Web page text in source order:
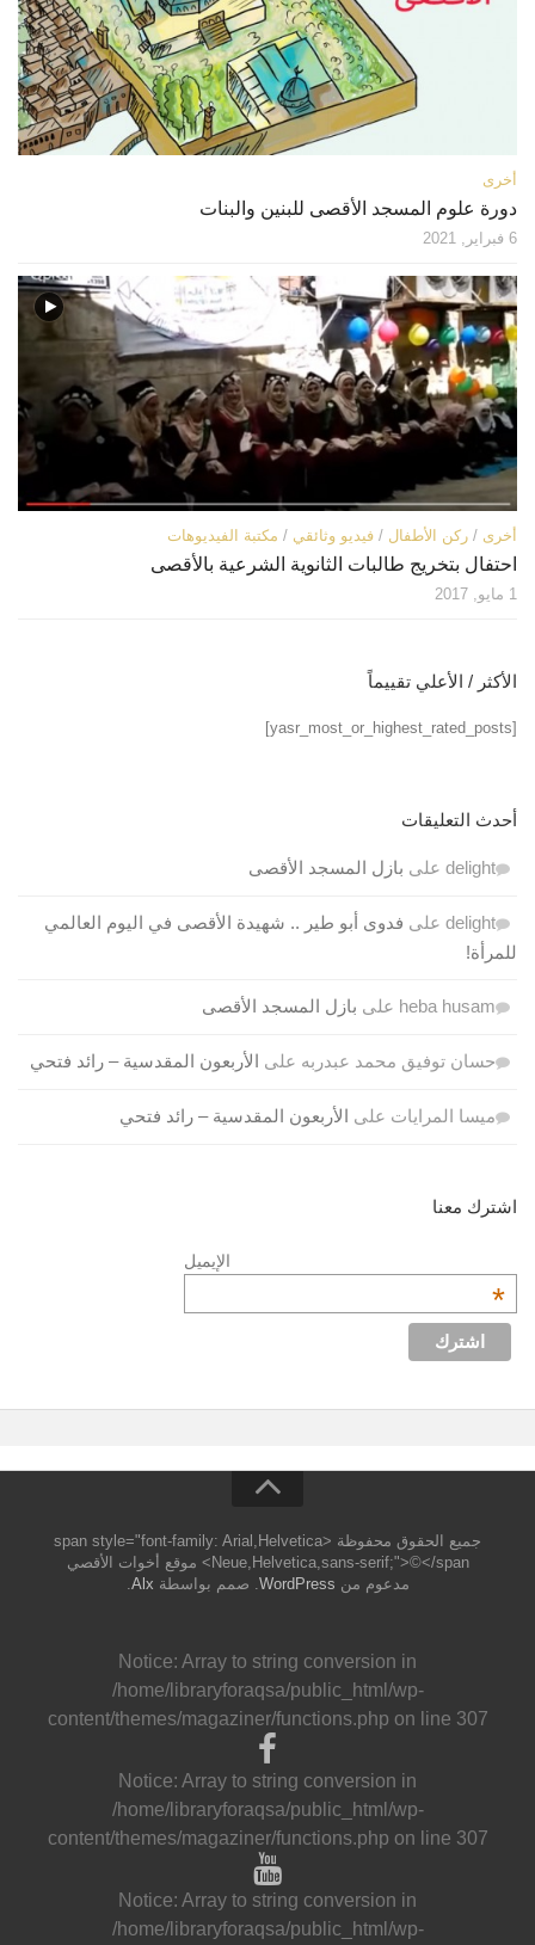
اتصل بنا
الموقع الأم
أخرى
دورة علوم المسجد الأقصى للبنين والبنات
6 فبراير, 2021
أخرى / ركن الأطفال / فيديو وثائقي / مكتبة الفيديوهات
احتفال بتخريج طالبات الثانوية الشرعية بالأقصى
1 مايو, 2017
الأكثر / الأعلي تقييماً
[yasr_most_or_highest_rated_posts]
أحدث التعليقات
delight على بازل المسجد الأقصى
delight على فدوى أبو طير .. شهيدة الأقصى في اليوم العالمي
للمرأة!
heba husam على بازل المسجد الأقصى
حسان توفيق محمد عبدربه على الأربعون المقدسية – رائد فتحي
ميسا المرايات على الأربعون المقدسية – رائد فتحي
اشترك معنا
الإيميل
*
جميع الحقوق محفوظة <span style="font-family: Arial,Helvetica
Neue,Helvetica,sans-serif;">©</span> موقع أخوات الأقصي
مدعوم من WordPress. صمم بواسطة Alx
.
Notice: Array to string conversion in
/home/libraryforaqsa/public_html/wp-
content/themes/magaziner/functions.php on line 307
Notice: Array to string conversion in
/home/libraryforaqsa/public_html/wp-
content/themes/magaziner/functions.php on line 307
Notice: Array to string conversion in
/home/libraryforaqsa/public_html/wp-